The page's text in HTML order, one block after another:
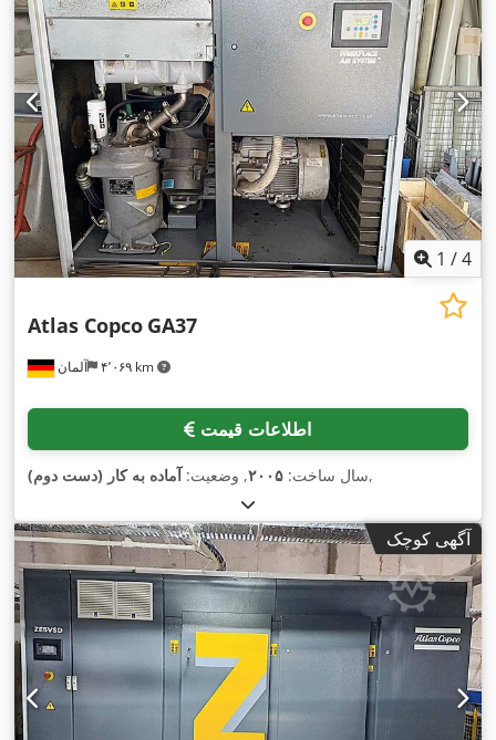
1 /4
آلمان ۴٬۰۶۹ km
Atlas Copco GA37
اطلاعات قیمت
سال ساخت: ۲۰۰۵, وضعیت:آماده به کار (دست دوم) ,
آگهی کوچک